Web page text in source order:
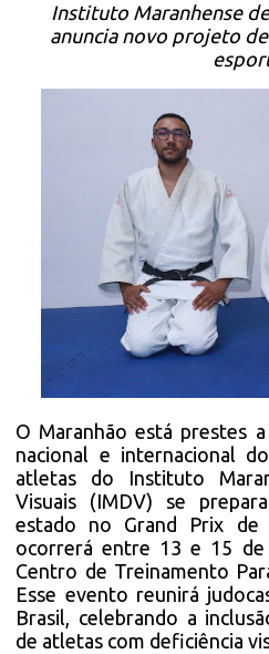
Instituto Maranhense
anuncia novo projeto
O Maranhão está prestes
nacional e internacional
atletas do Instituto
Visuais (IMDV) se
estado no Grand Prix de
ocorrerá entre 13 e 15
Centro de Treinamento
Esse evento reunirá
Brasil, celebrando a
de atletas com deficiência